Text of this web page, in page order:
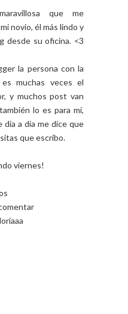
que me
novio, él más lindo y
desde su oficina. <3
la persona con la
muchas veces el
y muchos post van
lo es para mí,
a día me dice que
que escribo.
viernes!